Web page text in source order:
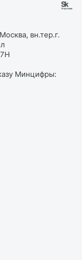
вн.тер.г.
Минцифры: